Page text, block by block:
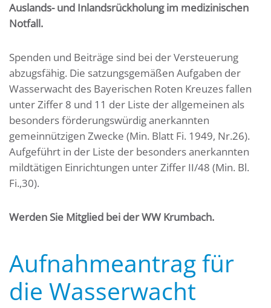
Auslands- und Inlandsrückholung im medizinischen
Notfall.
Spenden und Beiträge sind bei der Versteuerung
abzugsfähig. Die satzungsgemäßen Aufgaben der
Wasserwacht des Bayerischen Roten Kreuzes fallen
unter Ziffer 8 und 11 der Liste der allgemeinen als
besonders förderungswürdig anerkannten
gemeinnützigen Zwecke (Min. Blatt Fi. 1949, Nr.26).
Aufgeführt in der Liste der besonders anerkannten
mildtätigen Einrichtungen unter Ziffer II/48 (Min. Bl.
Fi.,30).
Werden Sie Mitglied bei der WW Krumbach.
Aufnahmeantrag für
die Wasserwacht